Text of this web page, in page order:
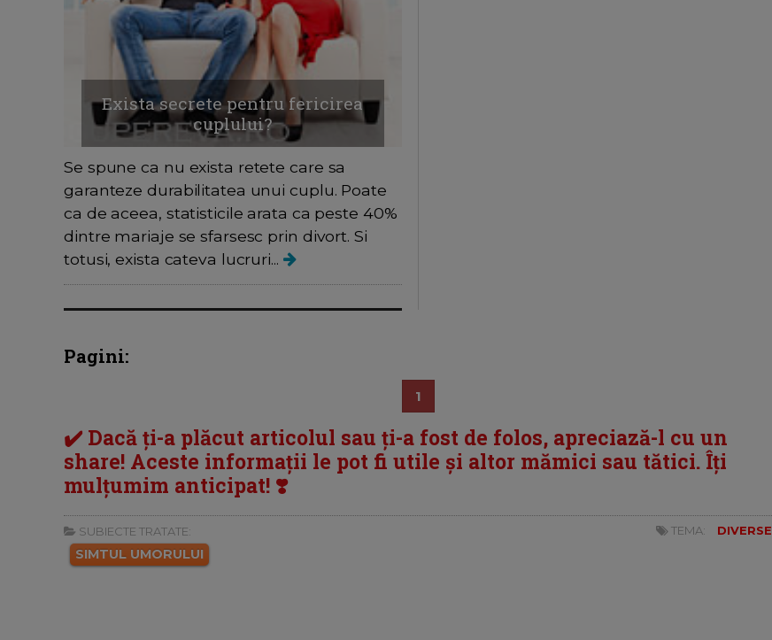
Exista secrete pentru fericirea
cuplului?
Se spune ca nu exista retete care sa
garanteze durabilitatea unui cuplu. Poate
ca de aceea, statisticile arata ca peste 40%
dintre mariaje se sfarsesc prin divort. Si
totusi, exista cateva lucruri...
Pagini:
1
✔️ Dacă ți-a plăcut articolul sau ți-a fost de folos, apreciază-l cu un
share! Aceste informații le pot fi utile și altor mămici sau tătici. Îți
mulțumim anticipat! ❣️
SUBIECTE TRATATE:
SIMTUL UMORULUI
TEMA: DIVERSE